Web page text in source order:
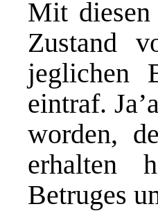
Mit diesen
Zustand
jeglichen
eintraf.
worden,
erhalten
Betruges